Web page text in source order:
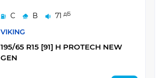
C B 71 дБ
VIKING
195/65 R15 [91] H PROTECH NEW
GEN